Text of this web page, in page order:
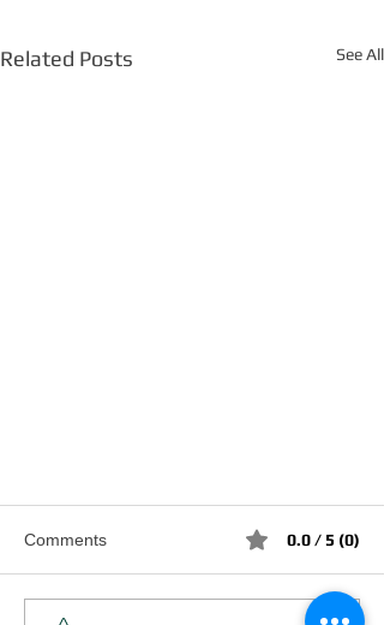
Related Posts See All
Comments 0.0 / 5 (0)